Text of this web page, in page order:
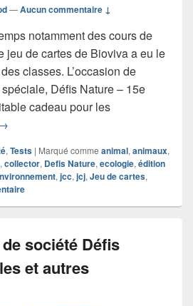
—Aucun commentaire ↓
notamment des cours de
jeu de cartes de Bioviva a eu le
classes. L’occasion de
Défis Nature – 15e
cadeau pour les
jeu de cartes Défis Nature
, Tests | Marqué comme animal, animaux,
, collector, Defis Nature, ecologie, édition
, jcc, jcj, Jeu de cartes,
société Défis
et autres